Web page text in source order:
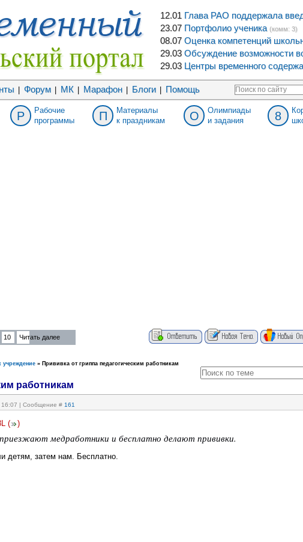
12.01 Глава РАО поддержала
23.07 Портфолио ученика (комм: 3)
08.07 Оценка компетенций
29.03 Обсуждение возможности
29.03 Центры временного
Форум МК Марафон Блоги Помощь
Р
Рабочие
программы
П
Материалы
к праздникам
О
Олимпиады
и задания
8
10 Читать далее
учреждение » Прививка от гриппа педагогическим работникам
работникам
| Сообщение # 161
( )
медработники и бесплатно делают прививки.
детям, затем нам. Бесплатно.